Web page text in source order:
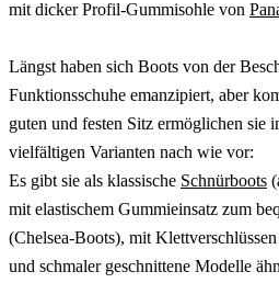
mit dicker Profil-Gummisohle von
Längst haben sich Boots von der
Funktionsschuhe emanzipiert, aber
guten und festen Sitz ermöglichen sie
vielfältigen Varianten nach wie vor:
Es gibt sie als klassische Schnürboots
mit elastischem Gummieinsatz zum
(Chelsea-Boots), mit
und schmaler geschnittene Modelle